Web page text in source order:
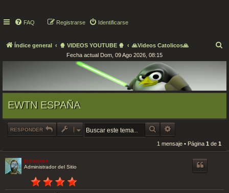
FAQ Identificarse
Registrarse
Índice general 🍿 VIDEOS YOUTUBE 🍿 🙏Videos Catolicos🙏
a
Fecha actual Dom, 09 Ago 2026, 08:15
EWTN ESPAÑA
RESPONDER BUSCAR
1 mensaje • Página 1 de 1
jesusjose
Administrador del Sitio